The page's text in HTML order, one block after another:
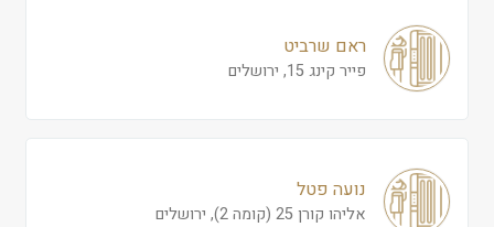
ראם שרביט
פייר קינג 15, ירושלים
נועה פטל
אליהו קורן 25 (קומה 2), ירושלים